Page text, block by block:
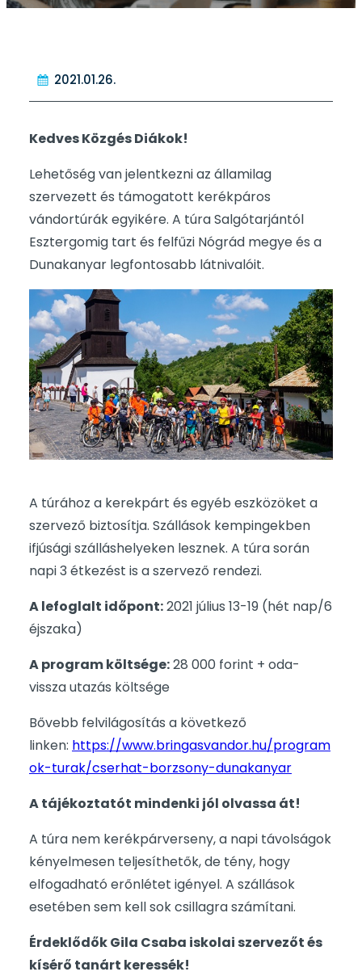
2021.01.26.
Kedves Közgés Diákok!
Lehetőség van jelentkezni az államilag
szervezett és támogatott kerékpáros
vándortúrák egyikére. A túra Salgótarjántól
Esztergomig tart és felfűzi Nógrád megye és a
Dunakanyar legfontosabb látnivalóit.
A túrához a kerekpárt és egyéb eszközöket a
szervező biztosítja. Szállások kempingekben
ifjúsági szálláshelyeken lesznek. A túra során
napi 3 étkezést is a szervező rendezi.
A lefoglalt időpont:2021 július 13-19 (hét nap/6
éjszaka)
A program költsége:28 000 forint + oda-
vissza utazás költsége
Bővebb felvilágosítás a következő
linken: https://www.bringasvandor.hu/program
ok-turak/cserhat-borzsony-dunakanyar
A tájékoztatót mindenki jól olvassa át!
A túra nem kerékpárverseny, a napi távolságok
kényelmesen teljesíthetők, de tény, hogy
elfogadható erőnlétet igényel. A szállások
esetében sem kell sok csillagra számítani.
Érdeklődők Gila Csaba iskolai szervezőt és
kísérő tanárt keressék!